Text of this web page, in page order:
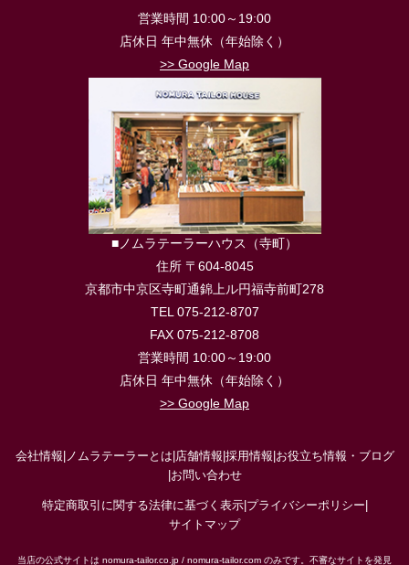
営業時間 10:00～19:00
店休日 年中無休（年始除く）
>> Google Map
■ノムラテーラーハウス（寺町）
住所 〒604-8045
京都市中京区寺町通錦上ル円福寺前町278
TEL 075-212-8707
FAX 075-212-8708
営業時間 10:00～19:00
店休日 年中無休（年始除く）
>> Google Map
会社情報 ノムラテーラーとは 店舗情報 採用情報 お役立ち情報・ブログ
お問い合わせ
特定商取引に関する法律に基づく表示| プライバシーポリシー
サイトマップ
当店の公式サイトは nomura-tailor.co.jp / nomura-tailor.com のみです。不審なサイトを発見